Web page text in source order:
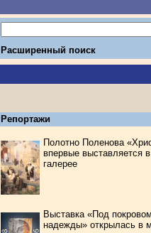
Расширенный поиск
Репортажи
Полотно Поленова
впервые выставляется
галерее
Выставка «Под
надежды» открылась в